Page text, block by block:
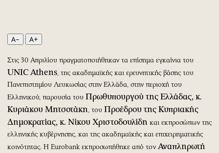
Παράξενα
Πολιτισμός
Σινεμά
Θέατρο-Χορός
Μουσική
Εικαστικά
Βιβλίο
Χειρόγραφα
Εκπομπές
Wine routes
Podcasts
Uncut
Προσφορές
Προσωπικότητες στην ''Κ''
Επιστολές
A− A+
Στις 30 Απριλίου πραγματοποιήθηκαν τα επίσημα εγκαίνια του
UNIC Athens, της ακαδημαϊκής και ερευνητικής βάσης του
Πανεπιστημίου Λευκωσίας στην Ελλάδα, στην περιοχή του
Ελληνικού, παρουσία του Πρωθυπουργού της Ελλάδας, κ.
Κυριάκου Μητσοτάκη, του Προέδρου της Κυπριακής
Δημοκρατίας, κ. Νίκου Χριστοδουλίδη και εκπροσώπων της
ελληνικής κυβέρνησης, και της ακαδημαϊκής και επιχειρηματικής
κοινότητας. Η Eurobank εκπροσωπήθηκε από τον Αναπληρωτή